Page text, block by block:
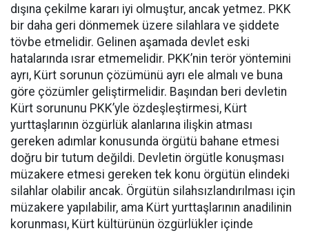
dışına çekilme kararı iyi olmuştur, ancak yetmez. PKK
bir daha geri dönmemek üzere silahlara ve şiddete
tövbe etmelidir. Gelinen aşamada devlet eski
hatalarında ısrar etmemelidir. PKK’nin terör yöntemini
ayrı, Kürt sorunun çözümünü ayrı ele almalı ve buna
göre çözümler geliştirmelidir. Başından beri devletin
Kürt sorununu PKK’yle özdeşleştirmesi, Kürt
yurttaşlarının özgürlük alanlarına ilişkin atması
gereken adımlar konusunda örgütü bahane etmesi
doğru bir tutum değildi. Devletin örgütle konuşması
müzakere etmesi gereken tek konu örgütün elindeki
silahlar olabilir ancak. Örgütün silahsızlandırılması için
müzakere yapılabilir, ama Kürt yurttaşlarının anadilinin
korunması, Kürt kültürünün özgürlükler içinde